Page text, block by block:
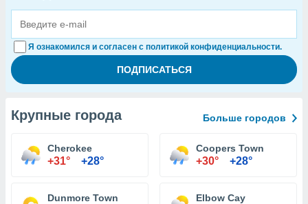
Я ознакомился и согласен с политикой конфиденциальности.
Крупные города Больше городов
Cherokee
+31° +28°
Coopers Town
+30° +28°
Dunmore Town Elbow Cay